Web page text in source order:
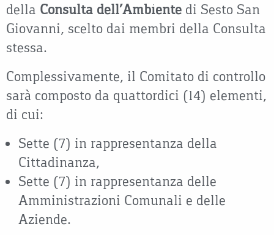
della Consulta dell’Ambiente di Sesto San
Giovanni, scelto dai membri della Consulta
stessa.
Complessivamente, il Comitato di controllo
sarà composto da quattordici (14) elementi,
di cui:
Sette (7) in rappresentanza della
Cittadinanza,
Sette (7) in rappresentanza delle
Amministrazioni Comunali e delle
Aziende.